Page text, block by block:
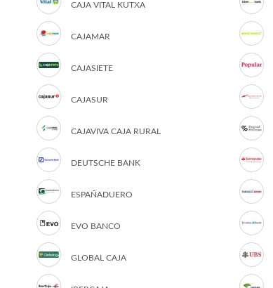
CAJA VITAL KUTXA
CAJAMAR
CAJASIETE
CAJASUR
CAJAVIVA CAJA RURAL
DEUTSCHE BANK
ESPAÑADUERO
EVO BANCO
GLOBAL CAJA